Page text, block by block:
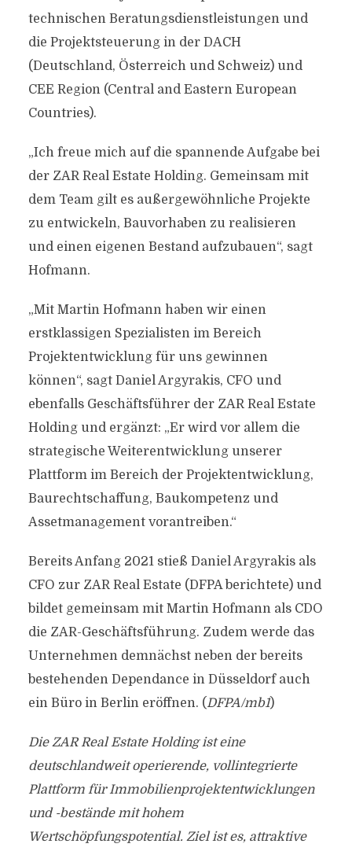
technischen Beratungsdienstleistungen und
die Projektsteuerung in der DACH
(Deutschland, Österreich und Schweiz) und
CEE Region (Central and Eastern European
Countries).
„Ich freue mich auf die spannende Aufgabe bei
der ZAR Real Estate Holding. Gemeinsam mit
dem Team gilt es außergewöhnliche Projekte
zu entwickeln, Bauvorhaben zu realisieren
und einen eigenen Bestand aufzubauen“, sagt
Hofmann.
„Mit Martin Hofmann haben wir einen
erstklassigen Spezialisten im Bereich
Projektentwicklung für uns gewinnen
können“, sagt Daniel Argyrakis, CFO und
ebenfalls Geschäftsführer der ZAR Real Estate
Holding und ergänzt: „Er wird vor allem die
strategische Weiterentwicklung unserer
Plattform im Bereich der Projektentwicklung,
Baurechtschaffung, Baukompetenz und
Assetmanagement vorantreiben.“
Bereits Anfang 2021 stieß Daniel Argyrakis als
CFO zur ZAR Real Estate (DFPA berichtete) und
bildet gemeinsam mit Martin Hofmann als CDO
die ZAR-Geschäftsführung. Zudem werde das
Unternehmen demnächst neben der bereits
bestehenden Dependance in Düsseldorf auch
ein Büro in Berlin eröffnen. (DFPA/mb1)
Die ZAR Real Estate Holding ist eine
deutschlandweit operierende, vollintegrierte
Plattform für Immobilienprojektentwicklungen
und -bestände mit hohem
Wertschöpfungspotential. Ziel ist es, attraktive